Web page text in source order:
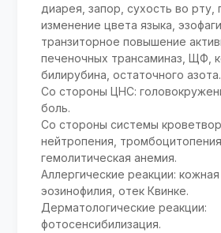
диарея, запор, сухость во рту,
изменение цвета языка,
транзиторное повышение
печеночных трансаминаз, ЩФ,
билирубина, остаточного азота.
Со стороны ЦНС:
боль.
Со стороны системы
нейтропения, тромбоцитопения,
гемолитическая анемия.
Аллергические реакции: кожная
эозинофилия, отек Квинке.
Дерматологические реакции:
фотосенсибилизация.